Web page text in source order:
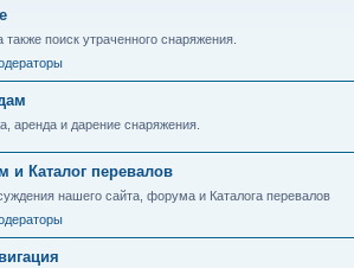
поиск утраченного снаряжения.
аренда и дарение снаряжения.
и Каталог перевалов
нашего сайта, форума и Каталога перевалов